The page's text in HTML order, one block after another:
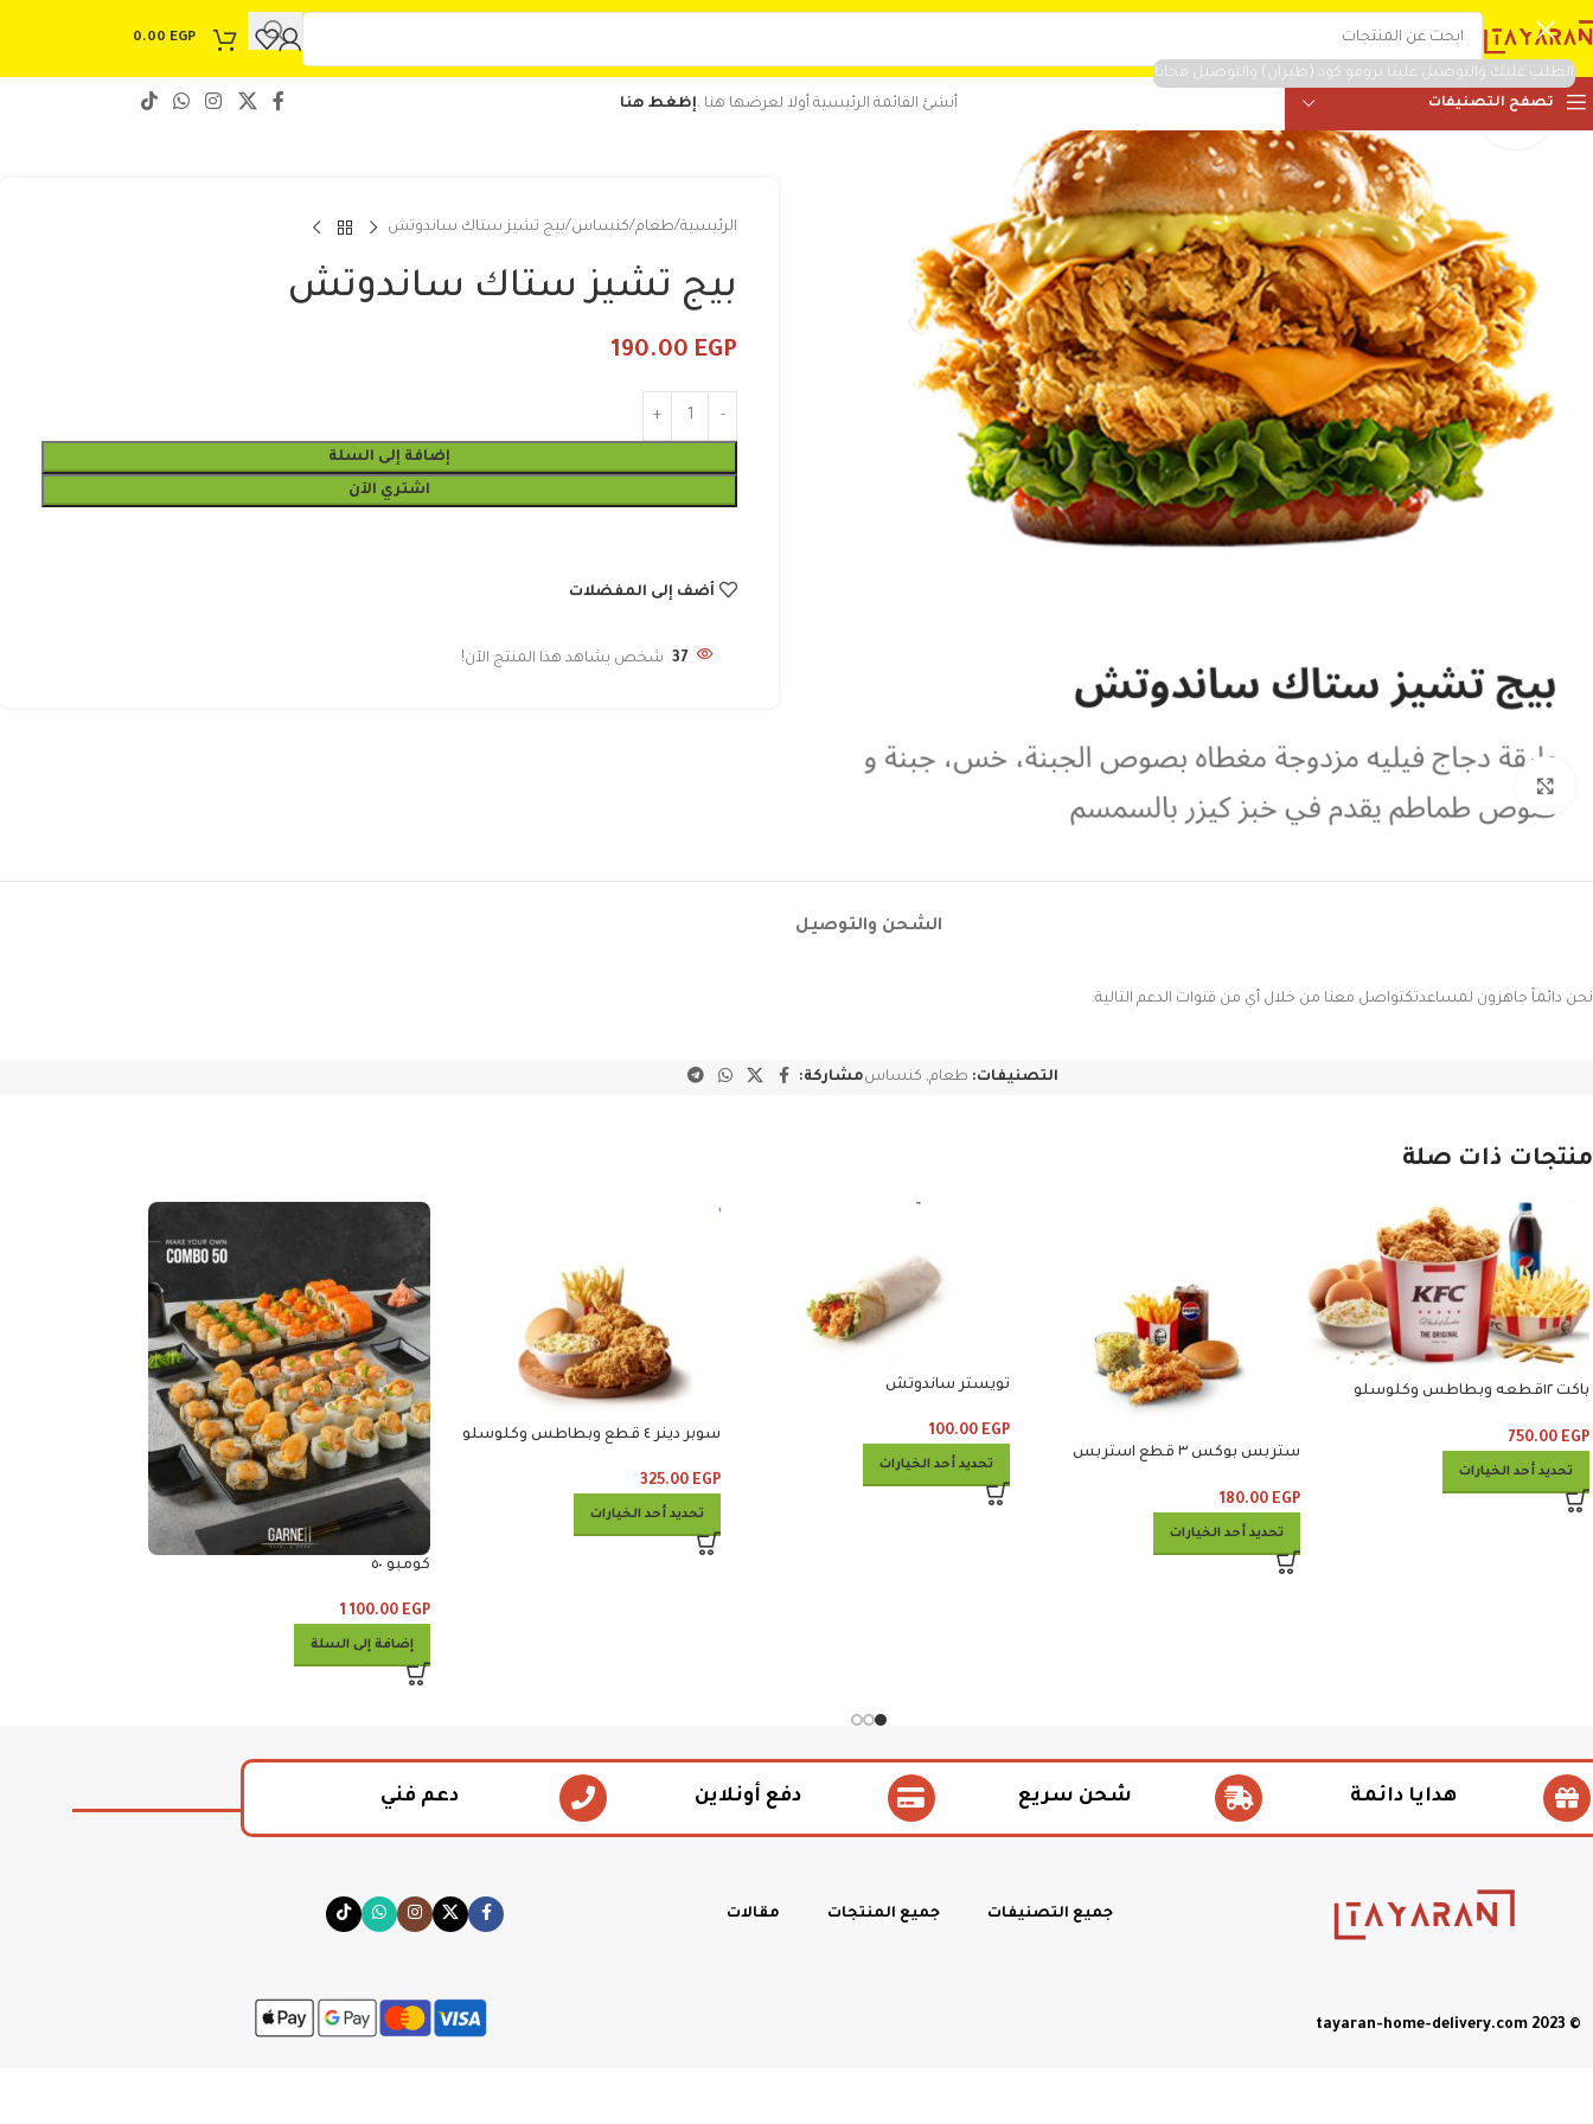
الطلب عليك والتوصيل علينا برومو كود (طيران) والتوصيل مجانا
0.00 EGP
تصفح التصنيفات أنشئ القائمة الرئيسية أولا لعرضها هنا .إظغط هنا
الرئيسية طعام كنساس بيج تشيز ستاك ساندوتش
بيج تشيز ستاك ساندوتش
190.00 EGP
إضافة إلى السلة
اشتري الآن
أضف إلى المفضلات
37 شخص يشاهد هذا المنتج الآن!
الشحن والتوصيل
نحن دائماً جاهزون لمساعدتكتواصل معنا من خلال أي من قنوات الدعم التالية:
التصنيفات: طعام, كنساسمشاركة:
منتجات ذات صلة
باكت ١٢قطعه وبطاطس وكلوسلو
750.00 EGP
تحديد أحد الخيارات
ستربس بوكس ٣ قطع استربس
180.00 EGP
تحديد أحد الخيارات
تويستر ساندوتش
100.00 EGP
تحديد أحد الخيارات
سوبر دينر ٤ قطع وبطاطس وكلوسلو
325.00 EGP
تحديد أحد الخيارات
كومبو ٥٠
1 100.00 EGP
إضافة إلى السلة
هدايا دائمة شحن سريع دفع أونلاين دعم فني
جميع التصنيفات جميع المنتجات مقالات
© tayaran-home-delivery.com 2023